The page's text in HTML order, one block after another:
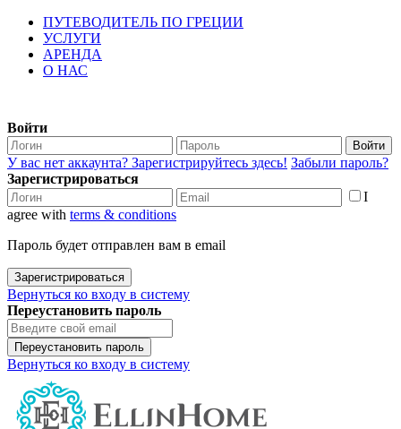
ПУТЕВОДИТЕЛЬ ПО ГРЕЦИИ
УСЛУГИ
АРЕНДА
О НАС
Войти
Войти
У вас нет аккаунта? Зарегистрируйтесь здесь! Забыли пароль?
Зарегистрироваться
I
agree with terms & conditions
Пароль будет отправлен вам в email
Зарегистрироваться
Вернуться ко входу в систему
Переустановить пароль
Переустановить пароль
Вернуться ко входу в систему